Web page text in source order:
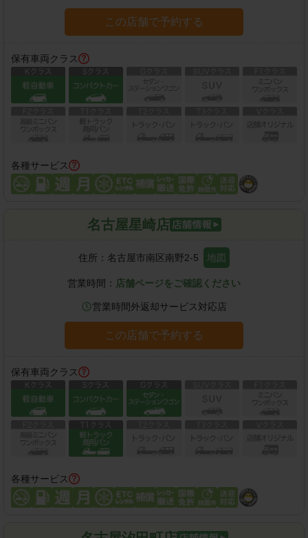
この店舗で予約する
保有車両クラス
各種サービス
名古屋星崎店
住所： 名古屋市南区南野2-5 地図
営業時間： 店舗ページをご確認ください
営業時間外返却サービス対応店
この店舗で予約する
保有車両クラス
各種サービス